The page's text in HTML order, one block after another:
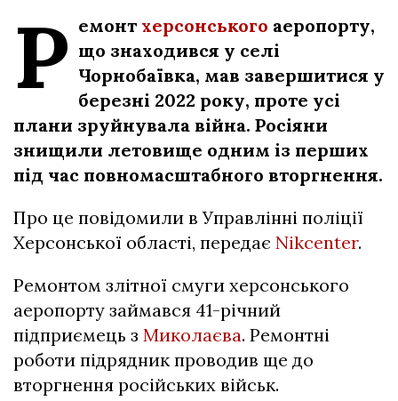
Р емонт херсонського аеропорту,
що знаходився у селі
Чорнобаївка, мав завершитися у
березні 2022 року, проте усі
плани зруйнувала війна. Росіяни
знищили летовище одним із перших
під час повномасштабного вторгнення.
Про це повідомили в Управлінні поліції
Херсонської області, передає Nikcenter.
Ремонтом злітної смуги херсонського
аеропорту займався 41-річний
підприємець з Миколаєва. Ремонтні
роботи підрядник проводив ще до
вторгнення російських військ.